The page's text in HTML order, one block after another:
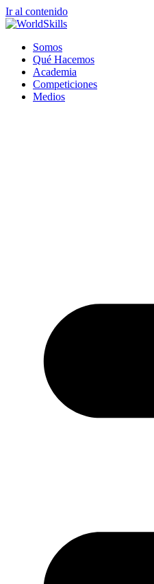
Ir al contenido
Somos
Qué Hacemos
Academia
Competiciones
Medios